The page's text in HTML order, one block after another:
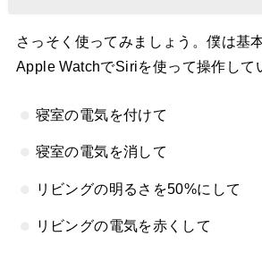
さっそく使ってみましょう。僕は基
Apple WatchでSiriを使って操作して
寝室の電気を付けて
寝室の電気を消して
リビングの明るさを50%にして
リビングの電気を赤くして